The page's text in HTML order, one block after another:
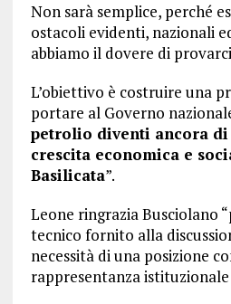
Non sarà semplice, perché
ostacoli evidenti, nazionali
abbiamo il dovere di
L’obiettivo è costruire una
portare al Governo
petrolio diventi ancora di
crescita economica e
Basilicata”.
Leone ringrazia Busciolano
tecnico fornito alla
necessità di una posizione
rappresentanza